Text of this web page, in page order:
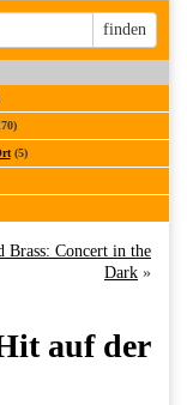
Sucheingabe
finden
(5)
Brass: Concert in the
Dark »
auf der